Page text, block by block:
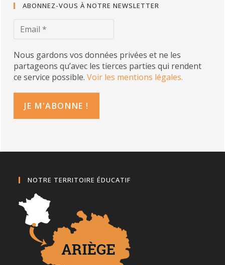
ABONNEZ-VOUS À NOTRE NEWSLETTER
Nous gardons vos données privées et ne les
partageons qu’avec les tierces parties qui rendent
ce service possible.Voir les mentions légales.
NOTRE TERRITOIRE ÉDUCATIF